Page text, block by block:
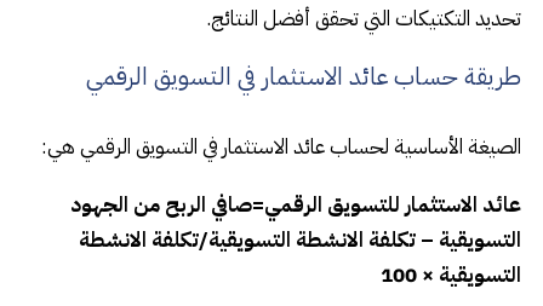
تحديد التكتيكات التي تحقق أفضل النتائج.
طريقة حساب عائد الاستثمار في التسويق الرقمي
الصيغة الأساسية لحساب عائد الاستثمار في التسويق الرقمي هي:
عائد الاستثمار للتسويق الرقمي=صافي الربح من الجهود
التسويقية – تكلفة الانشطة التسويقية/تكلفة الانشطة
التسويقية × 100